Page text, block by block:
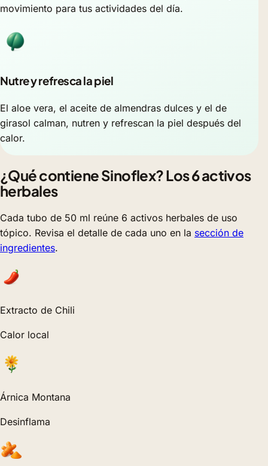
movimiento para tus actividades del día.
Nutre y refresca la piel
El aloe vera, el aceite de almendras dulces y el de
girasol calman, nutren y refrescan la piel después del
calor.
¿Qué contiene Sinoflex? Los 6 activos
herbales
Cada tubo de 50 ml reúne 6 activos herbales de uso
tópico. Revisa el detalle de cada uno en la sección de
ingredientes.
Extracto de Chili
Calor local
Árnica Montana
Desinflama